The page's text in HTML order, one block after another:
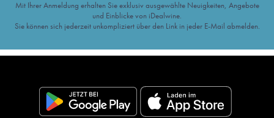
Mit Ihrer Anmeldung erhalten Sie exklusiv ausgewählte Neuigkeiten, Angebote
und Einblicke von iDealwine.
Sie können sich jederzeit unkompliziert über den Link in jeder E-Mail abmelden.